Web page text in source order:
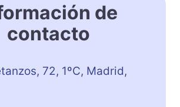
de
contacto
72, 1ºC, Madrid,